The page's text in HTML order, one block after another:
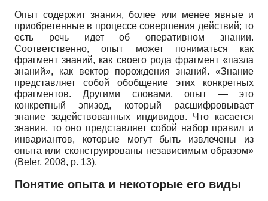
Опыт содержит знания, более или менее явные и
приобретенные в процессе совершения действий; то
есть речь идет об оперативном знании.
Соответственно, опыт может пониматься как
фрагмент знаний, как своего рода фрагмент «пазла
знаний», как вектор порождения знаний. «Знание
представляет собой обобщение этих конкретных
фрагментов. Другими словами, опыт — это
конкретный эпизод, который расшифровывает
знание задействованных индивидов. Что касается
знания, то оно представляет собой набор правил и
инвариантов, которые могут быть извлечены из
опыта или сконструированы независимым образом»
(Beler, 2008, p. 13).
Понятие опыта и некоторые его виды